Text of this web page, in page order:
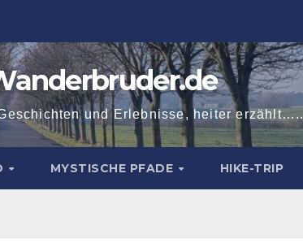
und Erlebnisse, heiter erzählt…..
MYSTISCHE PFADE HIKE-TRIP